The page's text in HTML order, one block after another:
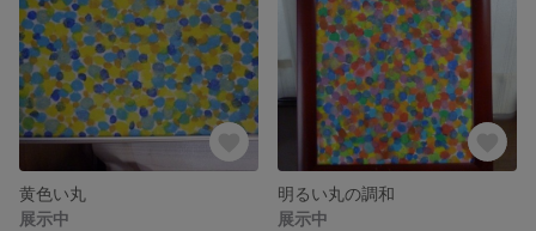
黄色い丸
展示中
明るい丸の調和
展示中